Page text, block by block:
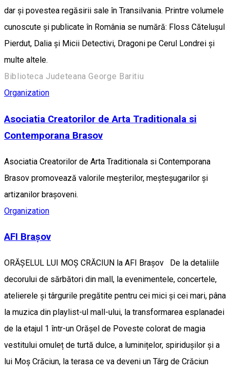
dar și povestea regăsirii sale în Transilvania. Printre volumele
cunoscute și publicate în România se numără: Floss Cătelușul
Pierdut, Dalia și Micii Detectivi, Dragoni pe Cerul Londrei și
multe altele.
Biblioteca Judeteana George Baritiu
Organization
Asociatia Creatorilor de Arta Traditionala si
Contemporana Brasov
Asociatia Creatorilor de Arta Traditionala si Contemporana
Brasov promovează valorile meșterilor, meșteșugarilor și
artizanilor brașoveni.
Organization
AFI Brașov
ORĂȘELUL LUI MOȘ CRĂCIUN la AFI Brașov De la detaliile
decorului de sărbători din mall, la evenimentele, concertele,
atelierele și târgurile pregătite pentru cei mici și cei mari, pâna
la muzica din playlist-ul mall-ului, la transformarea esplanadei
de la etajul 1 într-un Orășel de Poveste colorat de magia
vestitului omuleț de turtă dulce, a luminițelor, spiridușilor și a
lui Moș Crăciun, la terasa ce va deveni un Târg de Crăciun